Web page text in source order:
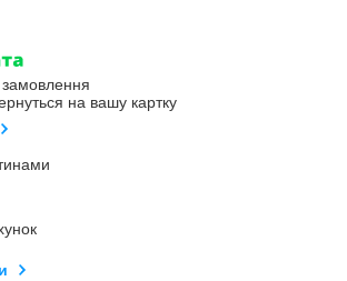
на вашу картку